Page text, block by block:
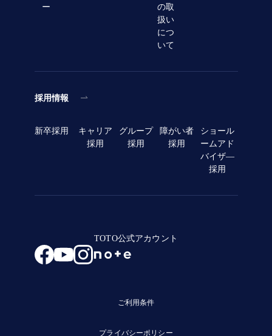
ー
の取
扱い
につ
いて
採用情報
新卒採用
キャリア
採用
グループ
採用
障がい者
採用
ショール
ームアド
バイザ―
採用
TOTO公式アカウント
ご利用条件
プライバシーポリシー